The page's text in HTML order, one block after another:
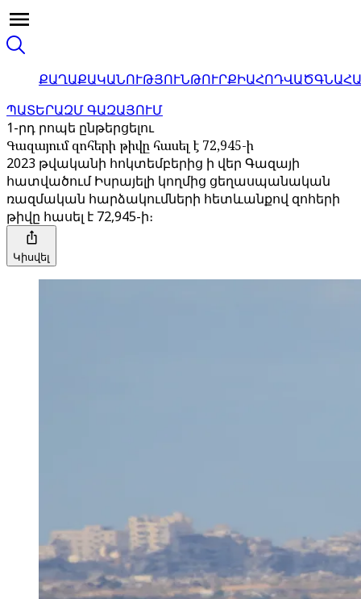
ՔԱՂԱՔԱԿԱՆՈՒԹՅՈՒՆԹՈՒՐՔԻԱՀՈԴՎԱԾ
ՊԱՏԵՐԱԶՄ ԳԱԶԱՅՈՒՄ
1-րդ րոպե ընթերցելու
Գազայում զոհերի թիվը հասել է 72,945-ի
2023 թվականի հոկտեմբերից ի վեր Գազայի
հատվածում Իսրայելի կողմից ցեղասպանական
ռազմական հարձակումների հետևանքով զոհերի
թիվը հասել է 72,945-ի։
Կիսվել